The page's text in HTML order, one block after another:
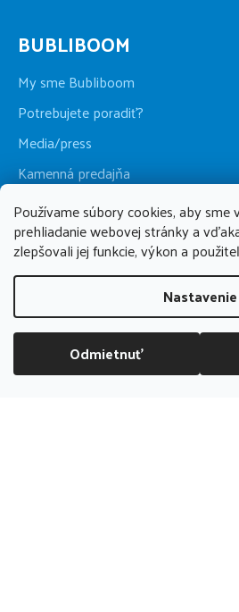
Používame súbory cookies, aby
prehliadanie webovej stránky a
zlepšovali jej funkcie, výkon a
Nastavenie
Odmietnuť
DOPRAVA ZADARMO NAD 70 EUR
BUBLIBOOM
My sme Bubliboom
Potrebujete poradiť?
Media/press
Kamenná predajňa
BUBLIBOOM
+421 911 123 286
po-pia 09:00 - 17:00, so 09:00
info@bubliboom.sk